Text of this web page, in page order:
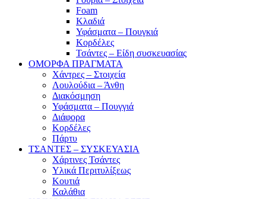
Foam
Κλαδιά
Υφάσματα – Πουγκιά
Κορδέλες
Τσάντες – Είδη συσκευασίας
ΟΜΟΡΦΑ ΠΡΑΓΜΑΤΑ
Χάντρες – Στοιχεία
Λουλούδια – Άνθη
Διακόσμηση
Υφάσματα – Πουγγιά
Διάφορα
Κορδέλες
Πάρτυ
ΤΣΑΝΤΕΣ – ΣΥΣΚΕΥΑΣΙΑ
Χάρτινες Τσάντες
Υλικά Περιτυλίξεως
Κουτιά
Καλάθια